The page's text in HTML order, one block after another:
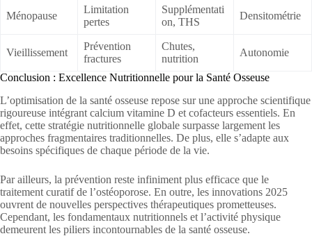
Ménopause
Limitation
pertes
Supplémentati
on, THS
Densitométrie
Vieillissement
Prévention
fractures
Chutes,
nutrition
Autonomie
Conclusion : Excellence Nutritionnelle pour la Santé Osseuse
L’optimisation de la santé osseuse repose sur une approche scientifique
rigoureuse intégrant calcium vitamine D et cofacteurs essentiels. En
effet, cette stratégie nutritionnelle globale surpasse largement les
approches fragmentaires traditionnelles. De plus, elle s’adapte aux
besoins spécifiques de chaque période de la vie.
Par ailleurs, la prévention reste infiniment plus efficace que le
traitement curatif de l’ostéoporose. En outre, les innovations 2025
ouvrent de nouvelles perspectives thérapeutiques prometteuses.
Cependant, les fondamentaux nutritionnels et l’activité physique
demeurent les piliers incontournables de la santé osseuse.